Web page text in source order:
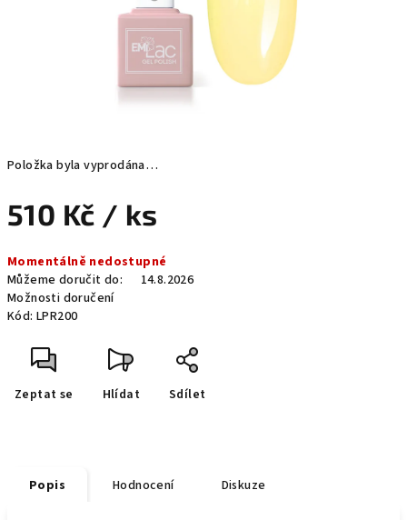
Položka byla vyprodána…
510 Kč / ks
cena:
Momentálně nedostupné
Můžeme doručit do:
14.8.2026
Možnosti doručení
Kód: LPR200
Zeptat se Hlídat Sdílet
Popis Hodnocení Diskuze